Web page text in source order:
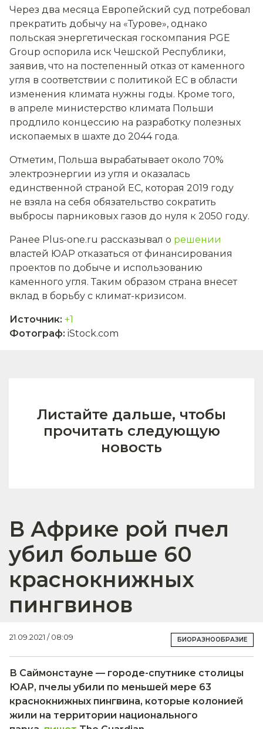
Через два месяца Европейский суд потребовал
прекратить добычу на «Турове», однако
польская энергетическая госкомпания PGE
Group оспорила иск Чешской Республики,
заявив, что на постепенный отказ от каменного
угля в соответствии с политикой ЕС в области
изменения климата нужны годы. Кроме того,
в апреле министерство климата Польши
продлило концессию на разработку полезных
ископаемых в шахте до 2044 года.
Отметим, Польша вырабатывает около 70%
электроэнергии из угля и оказалась
единственной страной ЕС, которая 2019 году
не взяла на себя обязательство сократить
выбросы парниковых газов до нуля к 2050 году.
Ранее Plus-one.ru рассказывал о решении
властей ЮАР отказаться от финансирования
проектов по добыче и использованию
каменного угля. Таким образом страна внесет
вклад в борьбу с климат-кризисом.
Источник: +1
Фотограф: iStock.com
Листайте дальше, чтобы
прочитать следующую
новость
В Африке рой пчел
убил больше 60
краснокнижных
пингвинов
21.09.2021 / 08:09 БИОРАЗНООБРАЗИЕ
В Саймонстауне — городе-спутнике столицы
ЮАР, пчелы убили по меньшей мере 63
краснокнижных пингвина, которые колонией
жили на территории национального